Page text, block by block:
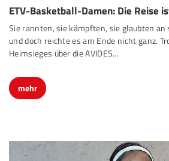
ETV-Basketball-Damen: Die Reise
Sie rannten, sie kämpften, sie glaubten an
und doch reichte es am Ende nicht ganz.
Heimsieges über die AVIDES…
mehr